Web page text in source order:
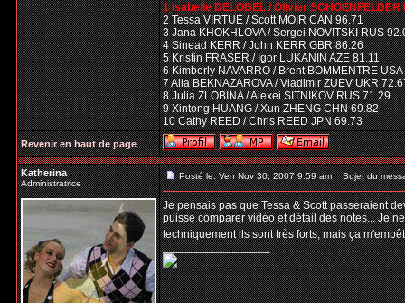
1 Isabelle DELOBEL / Olivier SCHOENFELDER
2 Tessa VIRTUE / Scott MOIR CAN 96.71
3 Jana KHOKHLOVA / Sergei NOVITSKI RUS
4 Sinead KERR / John KERR GBR 86.26
5 Kristin FRASER / Igor LUKANIN AZE 81.11
6 Kimberly NAVARRO / Brent BOMMENTRE
7 Alla BEKNAZAROVA / Vladimir ZUEV UKR
8 Julia ZLOBINA / Alexei SITNIKOV RUS 71.29
9 Xintong HUANG / Xun ZHENG CHN 69.82
10 Cathy REED / Chris REED JPN 69.73
Revenir en haut de page
Katherina
Administratrice
Posté le: Ven Nov 30, 2007 9:59 am Sujet du
Je pensais pas que Tessa & Scott passeraient
puisse comparer vidéo et détail des notes... Je
techniquement ils sont très forts, mais ça
_________________